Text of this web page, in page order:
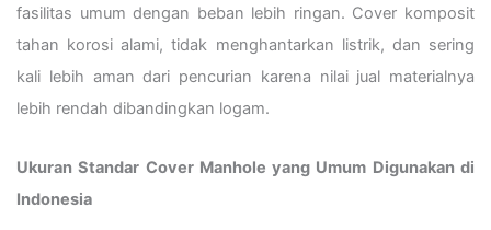
fasilitas umum dengan beban lebih ringan. Cover komposit
tahan korosi alami, tidak menghantarkan listrik, dan sering
kali lebih aman dari pencurian karena nilai jual materialnya
lebih rendah dibandingkan logam.
Ukuran Standar Cover Manhole yang Umum Digunakan di
Indonesia